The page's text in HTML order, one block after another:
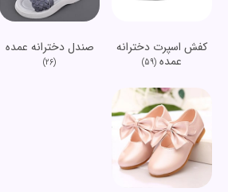
کفش اسپرت دخترانه
عمده (59)
صندل دخترانه عمده
(26)